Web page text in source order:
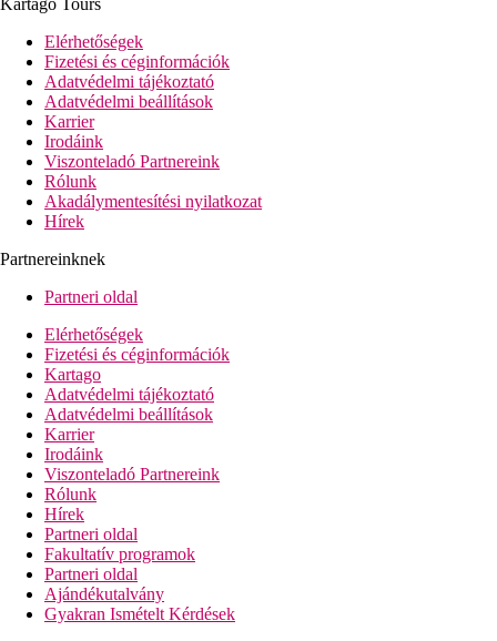
Szálloda felszereltsége
büféétterem
3 a'la carte-étterem (mediterrán, ázsiai, grill)
pool-/snack-bár
3 bár
Wi-Fi az egész szállodában ingyenesen
üzletek
éjszakai bár (júniustól szeptemberig)
diszkó
pénzváltó
törölközők kaució ellenében)
gyermekmedence
játszótér
miniklub
Tengerpart
lassan mélyülő homokos part
napágyak és napernyők ingyenesen, törölközők kaució
ellenében
tengerparti bár
vízi sportok térítés ellenében
Sport és szórakozás ingyenesen
animációs programok
aerobic
íjászat
boccia, darts
strandfoci
Kartago Tours
Elérhetőségek
Fizetési és céginformációk
Adatvédelmi tájékoztató
Adatvédelmi beállítások
Karrier
Irodáink
Viszonteladó Partnereink
Rólunk
Akadálymentesítési nyilatkozat
Hírek
Partnereinknek
Partneri oldal
Elérhetőségek
Fizetési és céginformációk
Kartago
Adatvédelmi tájékoztató
Adatvédelmi beállítások
Karrier
Irodáink
Viszonteladó Partnereink
Rólunk
Hírek
Partneri oldal
Fakultatív programok
Partneri oldal
Ajándékutalvány
Gyakran Ismételt Kérdések